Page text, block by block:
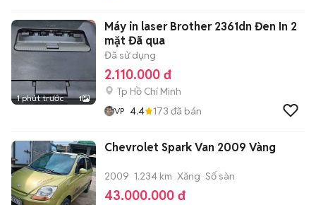
1 phút trước 1
Máy in laser Brother 2361dn Đen In 2
mặt Đã qua
Đã sử dụng
2.110.000 đ
Tp Hồ Chí Minh
VP 4.4 173 đã bán
Chevrolet Spark Van 2009 Vàng
2009 1.234 km Xăng Số sàn
43.000.000 đ